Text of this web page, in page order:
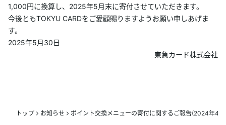
1,000円に換算し、2025年5月末に寄付させていただきます。
今後ともTOKYU CARDをご愛顧賜りますようお願い申しあげま
す。
2025年5月30日
東急カード株式会社
トップ お知らせ ポイント交換メニューの寄付に関するご報告(2024年4